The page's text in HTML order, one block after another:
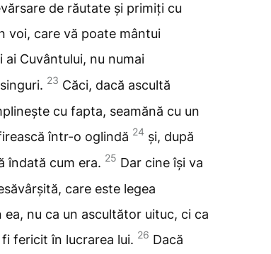
de răutate și primiți cu
voi, care vă poate mântui
ai Cuvântului, nu numai
23 Căci, dacă ascultă
cu fapta, seamănă cu un
într-o oglindă 24 și, după
îndată cum era. 25 Dar cineîși va
care este legea
ea, nu ca un ascultător uituc, ci ca
fi fericit în lucrarea lui. 26 Dacă